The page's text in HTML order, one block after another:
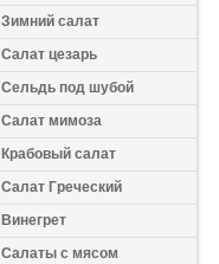
Зимний салат
Салат цезарь
Сельдь под шубой
Салат мимоза
Крабовый салат
Салат Греческий
Винегрет
Салаты с мясом